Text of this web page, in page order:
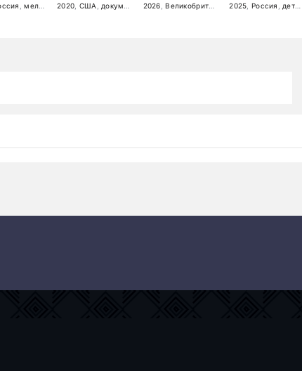
,мелодрама 2020 США документальный ,короткометражка
2026 ,Великобритания ,триллер,драма
2025 Россия детектив